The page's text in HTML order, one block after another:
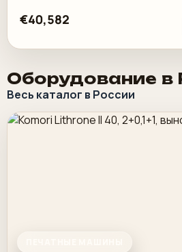
€40,582
Оборудование в
Весь каталог в России